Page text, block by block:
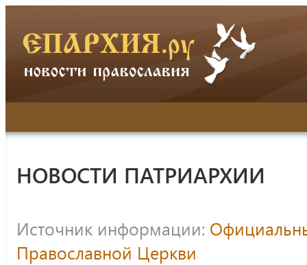
НОВОСТИ ПАТРИАРХИИ
Источник информации:
Православной Церкви